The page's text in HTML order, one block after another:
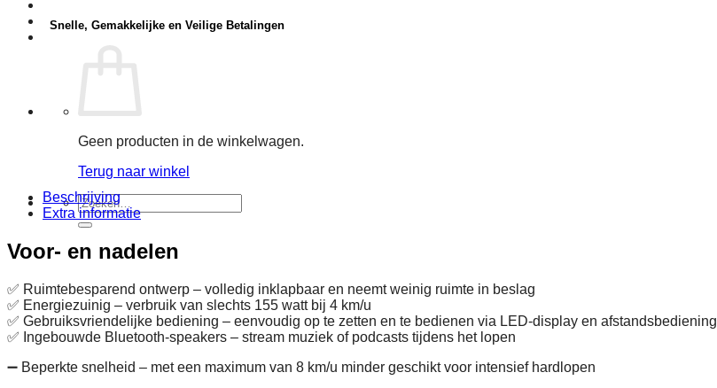
Geen producten in de winkelwagen.
Terug naar winkel
Zoeken
naar:
aantal
Snelle, Gemakkelijke en Veilige Betalingen
Beschrijving
Extra informatie
Voor- en nadelen
✅ Ruimtebesparend ontwerp – volledig inklapbaar en neemt weinig ruimte in beslag
✅ Energiezuinig – verbruik van slechts 155 watt bij 4 km/u
✅ Gebruiksvriendelijke bediening – eenvoudig op te zetten en te bedienen via LED-display en afstandsbediening
✅ Ingebouwde Bluetooth-speakers – stream muziek of podcasts tijdens het lopen
➖ Beperkte snelheid – met een maximum van 8 km/u minder geschikt voor intensief hardlopen